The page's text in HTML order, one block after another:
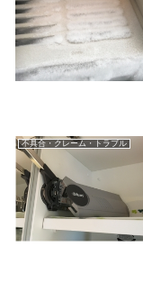
不具合・クレーム・トラブル